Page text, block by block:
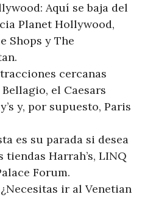
Aquí se baja del
Planet Hollywood,
Shops y The
cercanas
el Caesars
y, por supuesto, Paris
es su parada si desea
tiendas Harrah’s, LINQ
Forum.
ir al Venetian